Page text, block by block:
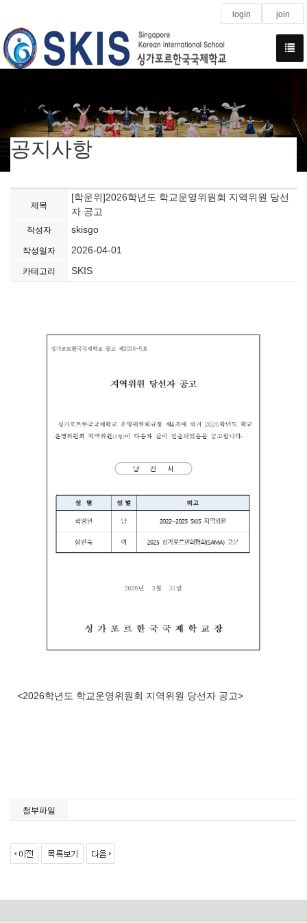
login join
공지사항
제목
[학운위]2026학년도 학교운영위원회 지역위원 당선
자 공고
작성자 skisgo
작성일자 2026-04-01
카테고리 SKIS
<2026학년도 학교운영위원회 지역위원 당선자 공고>
첨부파일